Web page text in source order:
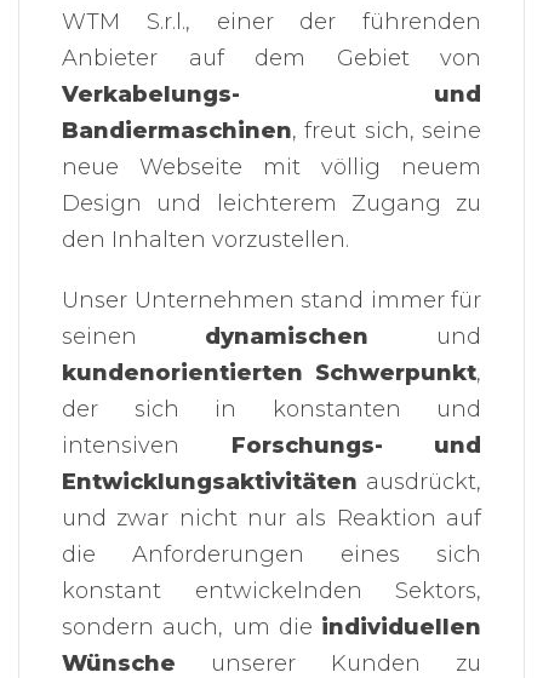
WTM S.r.l., einer der führenden
Anbieter auf dem Gebiet von
Verkabelungs- und
Bandiermaschinen, freut sich, seine
neue Webseite mit völlig neuem
Design und leichterem Zugang zu
den Inhalten vorzustellen.
Unser Unternehmen stand immer für
seinen dynamischen und
kundenorientierten Schwerpunkt,
der sich in konstanten und
intensiven Forschungs- und
Entwicklungsaktivitäten ausdrückt,
und zwar nicht nur als Reaktion auf
die Anforderungen eines sich
konstant entwickelnden Sektors,
sondern auch, um die individuellen
Wünsche unserer Kunden zu